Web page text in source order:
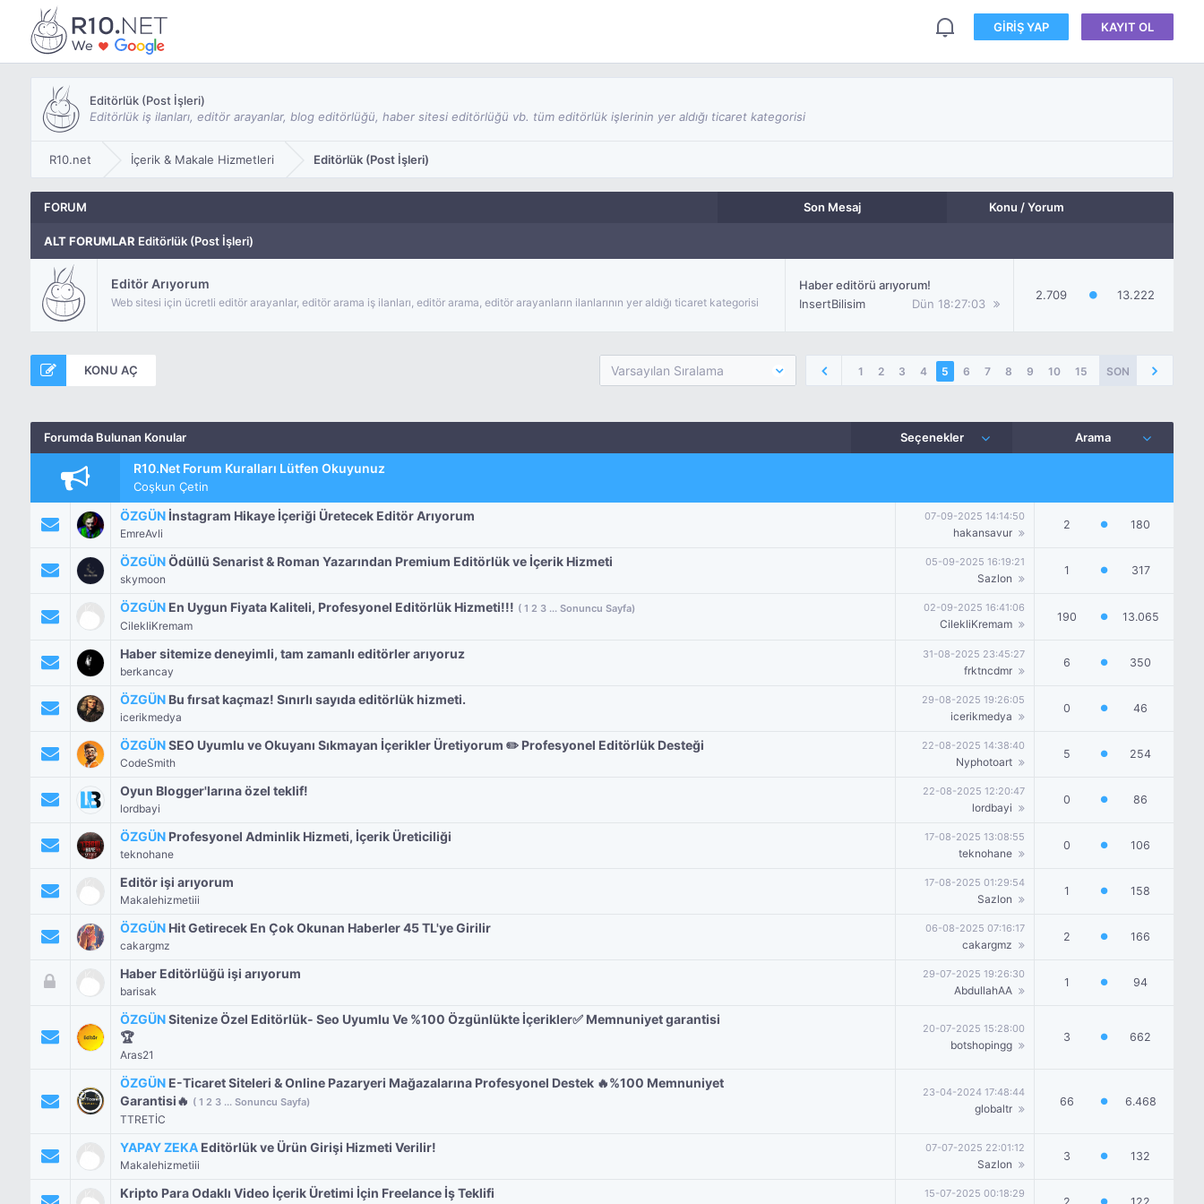
GIRIŞ YAP KAYIT OL
Editörlük (Post İşleri)
Editörlük iş ilanları, editör arayanlar, blog editörlüğü, haber sitesi editörlüğü vb. tüm editörlük işlerinin yer aldığı ticaret kategorisi
R10.net İçerik & Makale Hizmetleri Editörlük (Post İşleri)
FORUM Son Mesaj Konu / Yorum
ALT FORUMLAR Editörlük (Post İşleri)
Editör Arıyorum
Web sitesi için ücretli editör arayanlar, editör arama iş ilanları, editör arama, editör arayanların ilanlarının yer aldığı ticaret kategorisi
Haber editörü arıyorum!
InsertBilisim
Dün 18:27:03
2.709 13.222
KONU AÇ Varsayılan Sıralama 1 2 3 4 5 6 7 8 9 10 15 SON
Forumda Bulunan Konular Seçenekler Arama
R10.Net Forum Kuralları Lütfen Okuyunuz
Coşkun Çetin
ÖZGÜN İnstagram Hikaye İçeriği Üretecek Editör Arıyorum
EmreAvli
07-09-2025 14:14:50
hakansavur
2 ● 180
ÖZGÜNÖdüllü Senarist & Roman Yazarından Premium Editörlük ve İçerik Hizmeti
skymoon
05-09-2025 16:19:21
Sazlon
1 ● 317
ÖZGÜN En Uygun Fiyata Kaliteli, Profesyonel Editörlük Hizmeti!!! ( 1 2 3... Sonuncu Sayfa)
CilekliKremam
02-09-2025 16:41:06
CilekliKremam
190 ● 13.065
Haber sitemize deneyimli, tam zamanlı editörler arıyoruz
berkancay
31-08-2025 23:45:27
frktncdmr
6 ● 350
ÖZGÜN Bu fırsat kaçmaz! Sınırlı sayıda editörlük hizmeti.
icerikmedya
29-08-2025 19:26:05
icerikmedya
0 ● 46
ÖZGÜNSEO Uyumlu ve Okuyanı Sıkmayan İçerikler Üretiyorum ✏️ Profesyonel Editörlük Desteği
CodeSmith
22-08-2025 14:38:40
Nyphotoart
5 ● 254
Oyun Blogger'larına özel teklif!
lordbayi
22-08-2025 12:20:47
lordbayi
0 ● 86
ÖZGÜN Profesyonel Adminlik Hizmeti, İçerik Üreticiliği
teknohane
17-08-2025 13:08:55
teknohane
0 ● 106
Editör işi arıyorum
Makalehizmetiii
17-08-2025 01:29:54
Sazlon
1 ● 158
ÖZGÜN Hit Getirecek En Çok Okunan Haberler 45 TL'ye Girilir
cakargmz
06-08-2025 07:16:17
cakargmz
2 ● 166
Haber Editörlüğü işi arıyorum
barisak
29-07-2025 19:26:30
AbdullahAA
1 ● 94
ÖZGÜNSitenize Özel Editörlük- Seo Uyumlu Ve %100 Özgünlükte İçerikler✅ Memnuniyet garantisi
🏆
Aras21
20-07-2025 15:28:00
botshopingg
3 ● 662
ÖZGÜN E-Ticaret Siteleri & Online Pazaryeri Mağazalarına Profesyonel Destek 🔥%100 Memnuniyet
Garantisi🔥 ( 1 2 3... Sonuncu Sayfa)
TTRETİC
23-04-2024 17:48:44
globaltr
66 ● 6.468
YAPAY ZEKA Editörlük ve Ürün Girişi Hizmeti Verilir!
Makalehizmetiii
07-07-2025 22:01:12
Sazlon
3 ● 132
Kripto Para Odaklı Video İçerik Üretimi İçin Freelance İş Teklifi 15-07-2025 00:18:29
●